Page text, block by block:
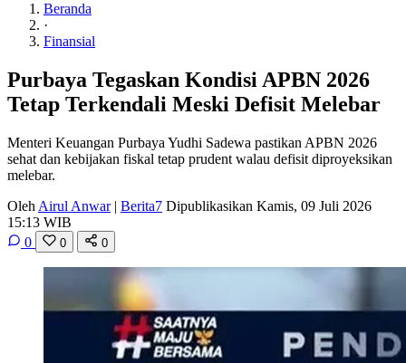
Beranda
·
Finansial
Purbaya Tegaskan Kondisi APBN 2026
Tetap Terkendali Meski Defisit Melebar
Menteri Keuangan Purbaya Yudhi Sadewa pastikan APBN 2026
sehat dan kebijakan fiskal tetap prudent walau defisit diproyeksikan
melebar.
Oleh Airul Anwar | Berita7 Dipublikasikan Kamis, 09 Juli 2026
15:13 WIB
0
0 0